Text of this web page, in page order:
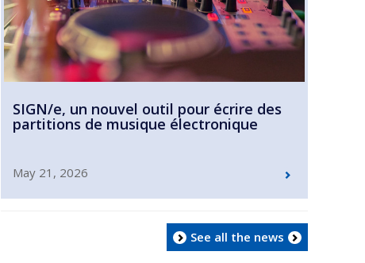
SIGN/e, un nouvel outil pour écrire des
partitions de musique électronique
May 21, 2026
See all the news